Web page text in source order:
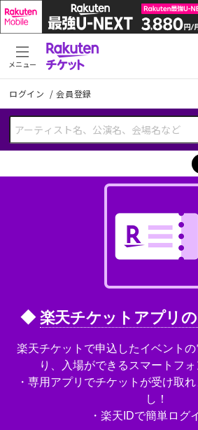
ログイン /会員登録
メニュー
◆楽天チケットアプリ
楽天チケットで申込したイベント
り、入場ができるスマートフォ
・専用アプリでチケットが受け取
し！
・楽天IDで簡単ログ